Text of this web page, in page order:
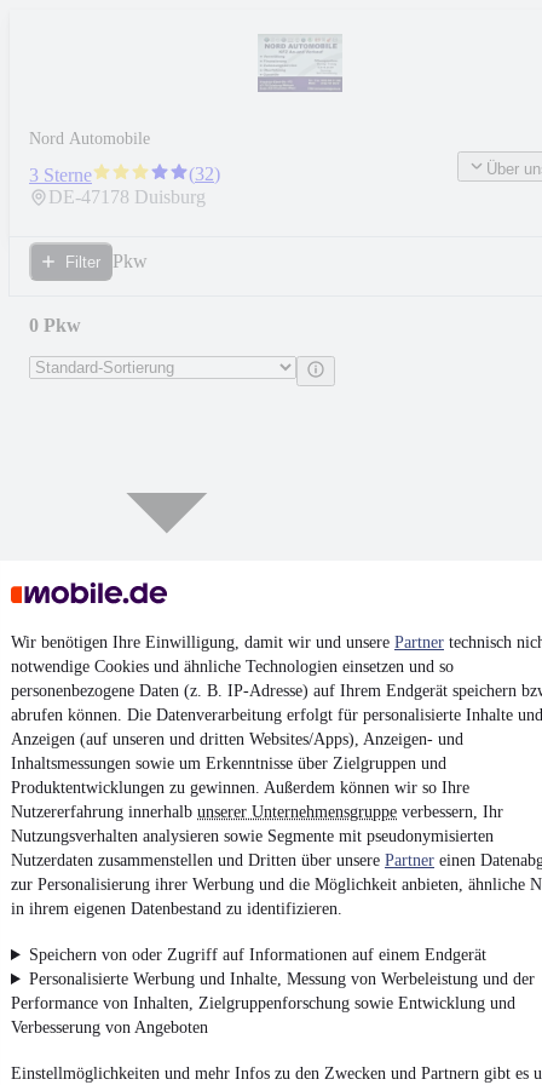
Wir benötigen Ihre Einwilligung, damit wir und unsere Partner technisch
notwendige Cookies und ähnliche Technologien einsetzen und so
personenbezogene Daten (z. B. IP-Adresse) auf Ihrem Endgerät speichern
abrufen können. Die Datenverarbeitung erfolgt für personalisierte Inhalte und
Anzeigen (auf unseren und dritten Websites/Apps), Anzeigen- und
Inhaltsmessungen sowie um Erkenntnisse über Zielgruppen und
Produktentwicklungen zu gewinnen. Außerdem können wir so Ihre
Nutzererfahrung innerhalb unserer Unternehmensgruppe verbessern, Ihr
Nutzungsverhalten analysieren sowie Segmente mit pseudonymisierten
Nutzerdaten zusammenstellen und Dritten über unsere Partner einen
zur Personalisierung ihrer Werbung und die Möglichkeit anbieten, ähnliche
in ihrem eigenen Datenbestand zu identifizieren.
Speichern von oder Zugriff auf Informationen auf einem Endgerät
Personalisierte Werbung und Inhalte, Messung von Werbeleistung und der
Performance von Inhalten, Zielgruppenforschung sowie Entwicklung und
Verbesserung von Angeboten
Einstellmöglichkeiten und mehr Infos zu den Zwecken und Partnern gibt es
Nord Automobile
3 Sterne (32)
DE-47178 Duisburg
Über
Filter Pkw
0 Pkw
Keine Inserate gefunden
¹MwSt. ausweisbar
Nutze mobile.de schnell und einfach
App installieren